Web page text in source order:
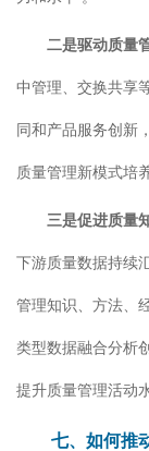
二是驱动质量
中管理、交换共享
同和产品服务创新
质量管理新模式培
三是促进质量
下游质量数据持续
管理知识、方法、
类型数据融合分析
提升质量管理活动
七、如何推